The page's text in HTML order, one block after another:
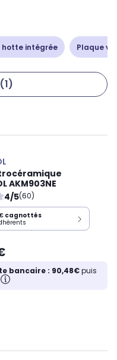
hotte intégrée Plaque
(1)
AKM903NE
4/5(60)
cagnottés
bancaire : 90,48€puis